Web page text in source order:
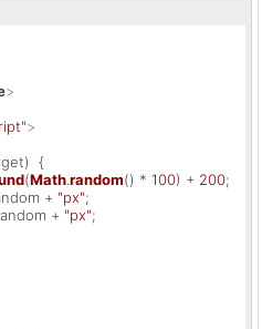
>
>
)  {
(Math.random() * 100) + 200;
+
"px";
+
"px";